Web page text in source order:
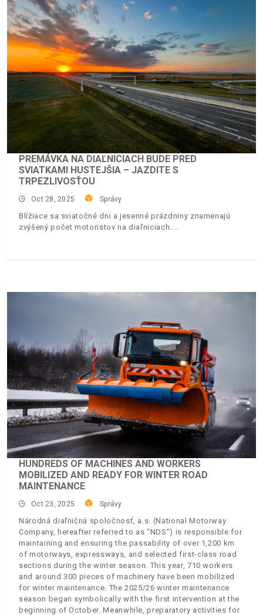
PREMÁVKA NA DIAĽNICIACH BUDE PRED
SVIATKAMI HUSTEJŠIA – JAZDITE S
TRPEZLIVOSŤOU
Oct 28, 2025 Správy
Blížiace sa sviatočné dni a jesenné prázdniny znamenajú
zvýšený počet motoristov na diaľniciach.
HUNDREDS OF MACHINES AND WORKERS
MOBILIZED AND READY FOR WINTER ROAD
MAINTENANCE
Oct 23, 2025 Správy
Národná diaľničná spoločnosť, a.s. (National Motorway
Company, hereafter referred to as “NDS”) is responsible for
maintaining and ensuring the passability of over 1,200 km
of motorways, expressways, and selected first-class road
sections during the winter season. This year, 710 workers
and around 300 pieces of machinery have been mobilized
for winter maintenance. The 2025/26 winter maintenance
season began symbolically with the first intervention at the
beginning of October. Meanwhile, preparatory activities for